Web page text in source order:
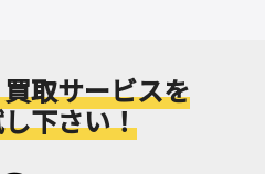
取サービスを
下さい！